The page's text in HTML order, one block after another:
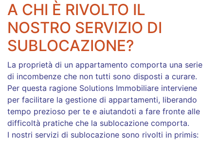
A CHI È RIVOLTO IL
NOSTRO SERVIZIO DI
SUBLOCAZIONE?
La proprietà di un appartamento comporta una serie
di incombenze che non tutti sono disposti a curare.
Per questa ragione Solutions Immobiliare interviene
per facilitare la gestione di appartamenti, liberando
tempo prezioso per te e aiutandoti a fare fronte alle
difficoltà pratiche che la sublocazione comporta.
I nostri servizi di sublocazione sono rivolti in primis: